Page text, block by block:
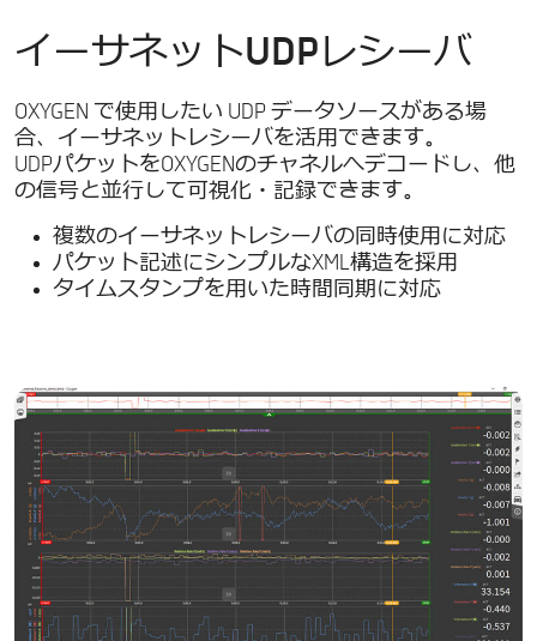
イーサネットUDPレシーバ
OXYGEN で使用したい UDP データソースがある場
合、イーサネットレシーバを活用できます。
UDPパケットをOXYGENのチャネルへデコードし、他
の信号と並行して可視化・記録できます。
複数のイーサネットレシーバの同時使用に対応
パケット記述にシンプルなXML構造を採用
タイムスタンプを用いた時間同期に対応